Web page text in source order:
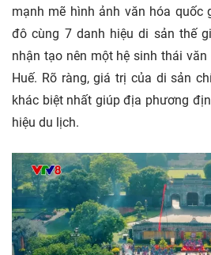
mạnh mẽ hình ảnh văn hóa quốc
đô cùng 7 danh hiệu di sản thế
nhận tạo nên một hệ sinh thái
Huế. Rõ ràng, giá trị của di sản
khác biệt nhất giúp địa phương
hiệu du lịch.